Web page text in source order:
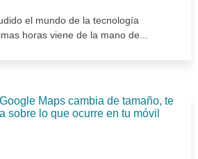
el mundo de la tecnología
horas viene de la mano de...